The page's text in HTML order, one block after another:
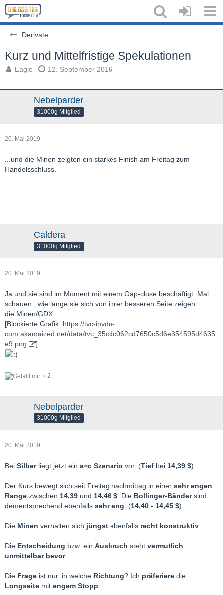
Derivate
Kurz und Mittelfristige Spekulationen
Eagle 12. September 2016
Nebelparder
31000g Mitglied
20. Mai 2019
...und die Minen zeigten ein starkes Finish am Freitag zum
Handelsschluss.
Caldera
31000g Mitglied
20. Mai 2019
Ja und sie sind im Moment mit einem Gap-close beschäftigt. Mal
schauen , wie lange sie sich von ihrer besseren Seite zeigen.
die Minen/GDX:
[Blockierte Grafik: https://tvc-invdn-
com.akamaized.net/data/tvc_35cdc062cd7650c5d6e354595d4635
e9.png
]
2
Nebelparder
31000g Mitglied
20. Mai 2019
Bei Silberliegt jetzt ein a=c Szenario vor. (Tief bei 14,39 $)
Der Kurs bewegt sich seit Freitag nachmittag in einer sehr engen
Range zwischen 14,39 und 14,46 $ . Die Bollinger-Bändersind
dementsprechend ebenfalls sehr eng . (14,40 - 14,45 $)
Die Minen verhalten sich jüngst ebenfalls recht konstruktiv
Die Entscheidung bzw. ein Ausbruch steht vermutlich
unmittelbar bevor.
Die Frage ist nur, in welche Richtung? Ich präferiere die
Longseite mit engem Stopp